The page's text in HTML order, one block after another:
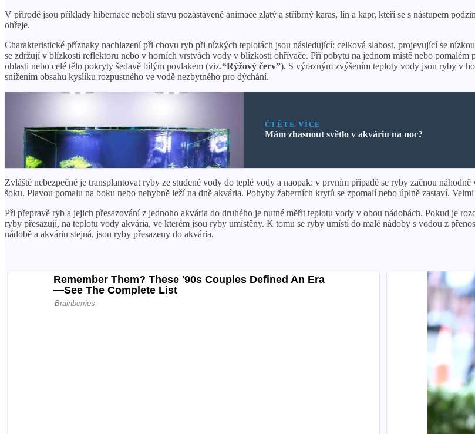
V přírodě jsou příklady hibernace neboli stavu pozastavené animace zlatý a stříbrný karas, lín a kapr, kteří se s nástupem
ohřeje.
Charakteristické příznaky nachlazení při chovu ryb při nízkých teplotách jsou následující: celková slabost, projevující se
se zdržují v blízkosti reflektoru nebo v horních vrstvách vody v blízkosti ohřívače. Při pobytu na jednom místě nebo
oblasti nebo celé tělo pokryty šedavě bílým povlakem (viz.“Rýžový červ”). S výrazným zvýšením teploty vody jsou ryby v
snížením obsahu kyslíku rozpustného ve vodě nezbytného pro dýchání.
ČTĚTE VÍCE
Mám zhasnout světlo v akváriu na noc?
Zvláště nebezpečné je transplantovat ryby ze studené vody do teplé vody a naopak: v prvním případě se ryby začnou
šoku. Plavou pomalu na boku nebo nehybně leží na dně akvária. Pohyby žaberních krytů se zpomalí nebo úplně zastaví.
Při přepravě ryb a jejich přesazování z jednoho akvária do druhého je nutné měřit teplotu vody v obou nádobách. Pokud je
ryby přesazují, na teplotu vody akvária, ve kterém jsou ryby umístěny. K tomu se ryby umístí do malé nádoby s vodou z
nádobě a akváriu stejná, jsou ryby přesazeny do akvária.